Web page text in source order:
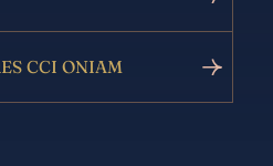
CCI ONIAM